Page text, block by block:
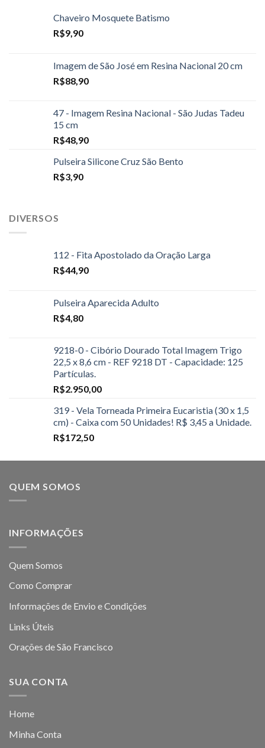
Chaveiro Mosquete Batismo
R$9,90
Imagem de São José em Resina Nacional 20 cm
R$88,90
47 - Imagem Resina Nacional - São Judas Tadeu
15 cm
R$48,90
Pulseira Silicone Cruz São Bento
R$3,90
DIVERSOS
112 - Fita Apostolado da Oração Larga
R$44,90
Pulseira Aparecida Adulto
R$4,80
9218-0 - Cibório Dourado Total Imagem Trigo
22,5 x 8,6 cm - REF 9218 DT - Capacidade: 125
Partículas.
R$2.950,00
319 - Vela Torneada Primeira Eucaristia (30 x 1,5
cm) - Caixa com 50 Unidades! R$ 3,45 a Unidade.
R$172,50
QUEM SOMOS
INFORMAÇÕES
Quem Somos
Como Comprar
Informações de Envio e Condições
Links Úteis
Orações de São Francisco
SUA CONTA
Home
Minha Conta